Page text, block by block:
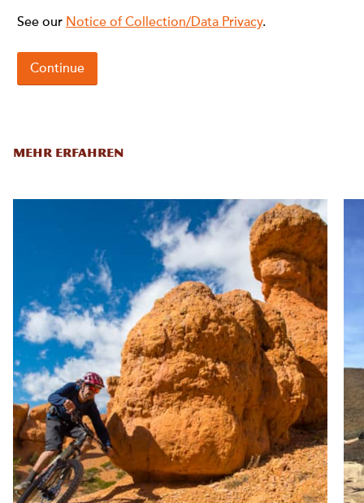
MEHR ERFAHREN